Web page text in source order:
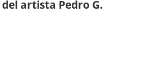
artista Pedro G.